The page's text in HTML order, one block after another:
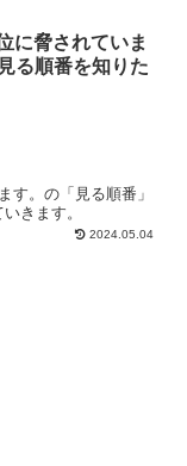
に脅されていま
る順番を知りた
す。の「見る順番」
きます。
2024.05.04